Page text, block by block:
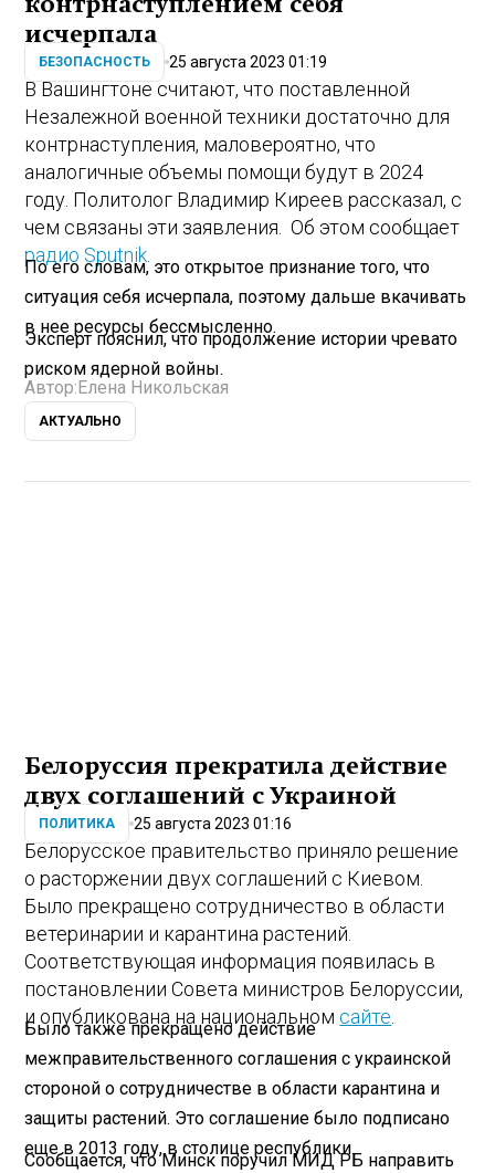
исчерпала
БЕЗОПАСНОСТЬ 25 августа 2023 01:19
В Вашингтоне считают, что поставленной
Незалежной военной техники достаточно для
контрнаступления, маловероятно, что
аналогичные объемы помощи будут в 2024
году. Политолог Владимир Киреев рассказал, с
чем связаны эти заявления. Об этом сообщает
радио Sputnik
По его словам, это открытое признание того, что
ситуация себя исчерпала, поэтому дальше вкачивать
в нее ресурсы бессмысленно.
Эксперт пояснил, что продолжение истории чревато
риском ядерной войны.
Автор: Елена Никольская
АКТУАЛЬНО
Белоруссия прекратила действие
двух соглашений с Украиной
ПОЛИТИКА 25 августа 2023 01:16
Белорусское правительство приняло решение
о расторжении двух соглашений с Киевом.
Было прекращено сотрудничество в области
ветеринарии и карантина растений.
Соответствующая информация появилась в
постановлении Совета министров Белоруссии,
и опубликована на национальном сайте
Было также прекращено действие
межправительственного соглашения с украинской
стороной о сотрудничестве в области карантина и
защиты растений. Это соглашение было подписано
еще в 2013 году, в столице республики.
Сообщается, что Минск поручил МИД РБ направить